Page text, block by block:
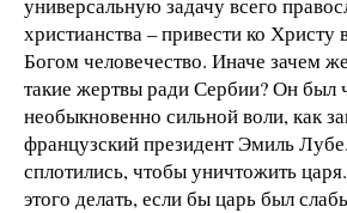
христианства – привести ко Христу
Богом человечество. Иначе зачем
такие жертвы ради Сербии? Он был
необыкновенно сильной воли, как
французский президент Эмиль
сплотились, чтобы уничтожить
этого делать, если бы царь был